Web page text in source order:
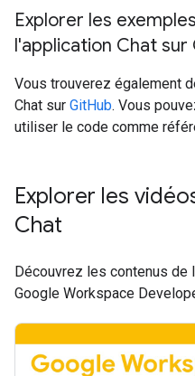
Explorer les
l'application Chat sur
Vous trouverez également
Chat sur GitHub. Vous
utiliser le code comme
Explorer les
Chat
Découvrez les contenus de
Google Workspace